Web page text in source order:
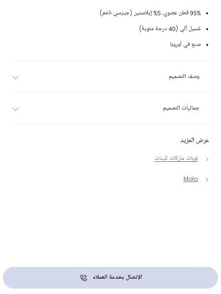
عرض المزيد
توبات ماركات للبنات
Molo
95% قطن عضوي، 5% إيلاستين (جيرسي ناعم)
غسيل آلي (40 درجة مئوية)
صنع في أوروبا
وصف التصميم
جماليات التصميم
الإتصال بخدمة العملاء